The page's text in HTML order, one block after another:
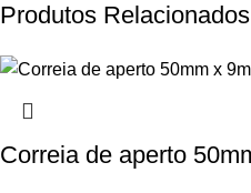
Produtos Relacionados
Correia de aperto